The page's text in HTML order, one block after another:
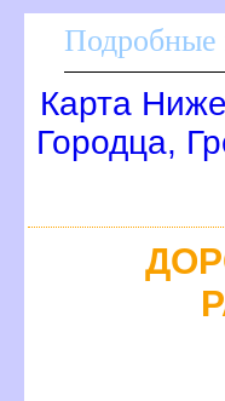
Подробные
Карта
Городца,